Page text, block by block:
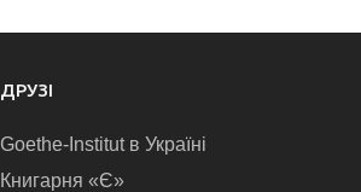
ДРУЗІ
Goethe-Institut в Україні
Книгарня «Є»